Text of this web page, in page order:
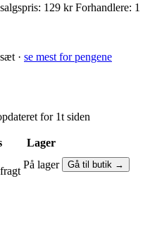
129 kr Forhandlere: 1
· se mest for pengene
for 1t siden
Lager
På lager Gå til butik →